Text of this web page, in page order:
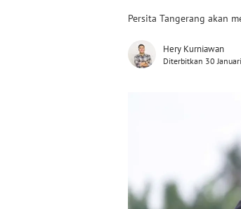
Persita Tangerang akan
Hery Kurniawan
Diterbitkan 30